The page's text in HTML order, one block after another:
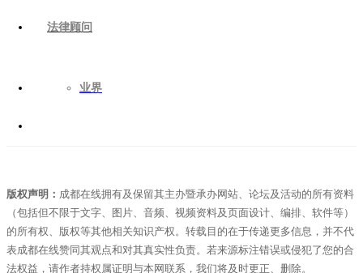
法律顾问
业界
版权声明： 成都在线拥有及保留其主办暨承办网站、论坛及活动的所有资料
（包括但不限于文字、图片、音频、视频资料及页面设计、编排、软件等）
的所有权、版权等其他相关知识产权。转载目的在于传递更多信息，并不代
表成都在线赞同其观点和对其真实性负责。若来源标注错误或侵犯了您的合
法权益，请作者持权属证明与本网联系，我们将及时更正、删除。